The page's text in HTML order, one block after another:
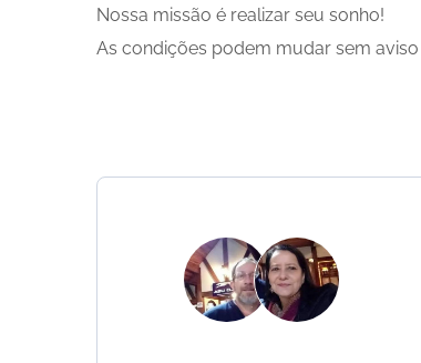
Nossa missão é realizar seu sonho!
As condições podem mudar sem